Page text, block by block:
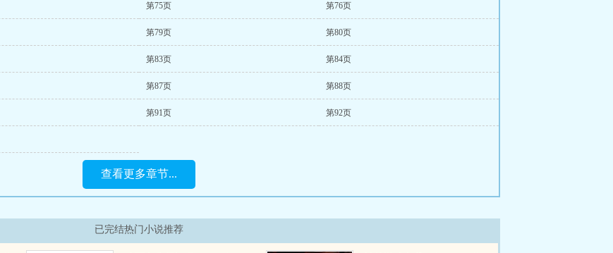
第75页 第76页
第79页 第80页
第83页 第84页
第87页 第88页
第91页 第92页
查看更多章节...
已完结热门小说推荐